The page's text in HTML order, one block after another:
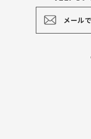
メール